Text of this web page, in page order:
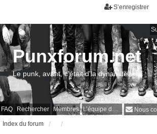
S’enregistrer
FAQ Rechercher Membres L’équipe du forum Nous contacter
Punxforum.net
Le punk, avant, c'était d'la dynamite !
Index du forum